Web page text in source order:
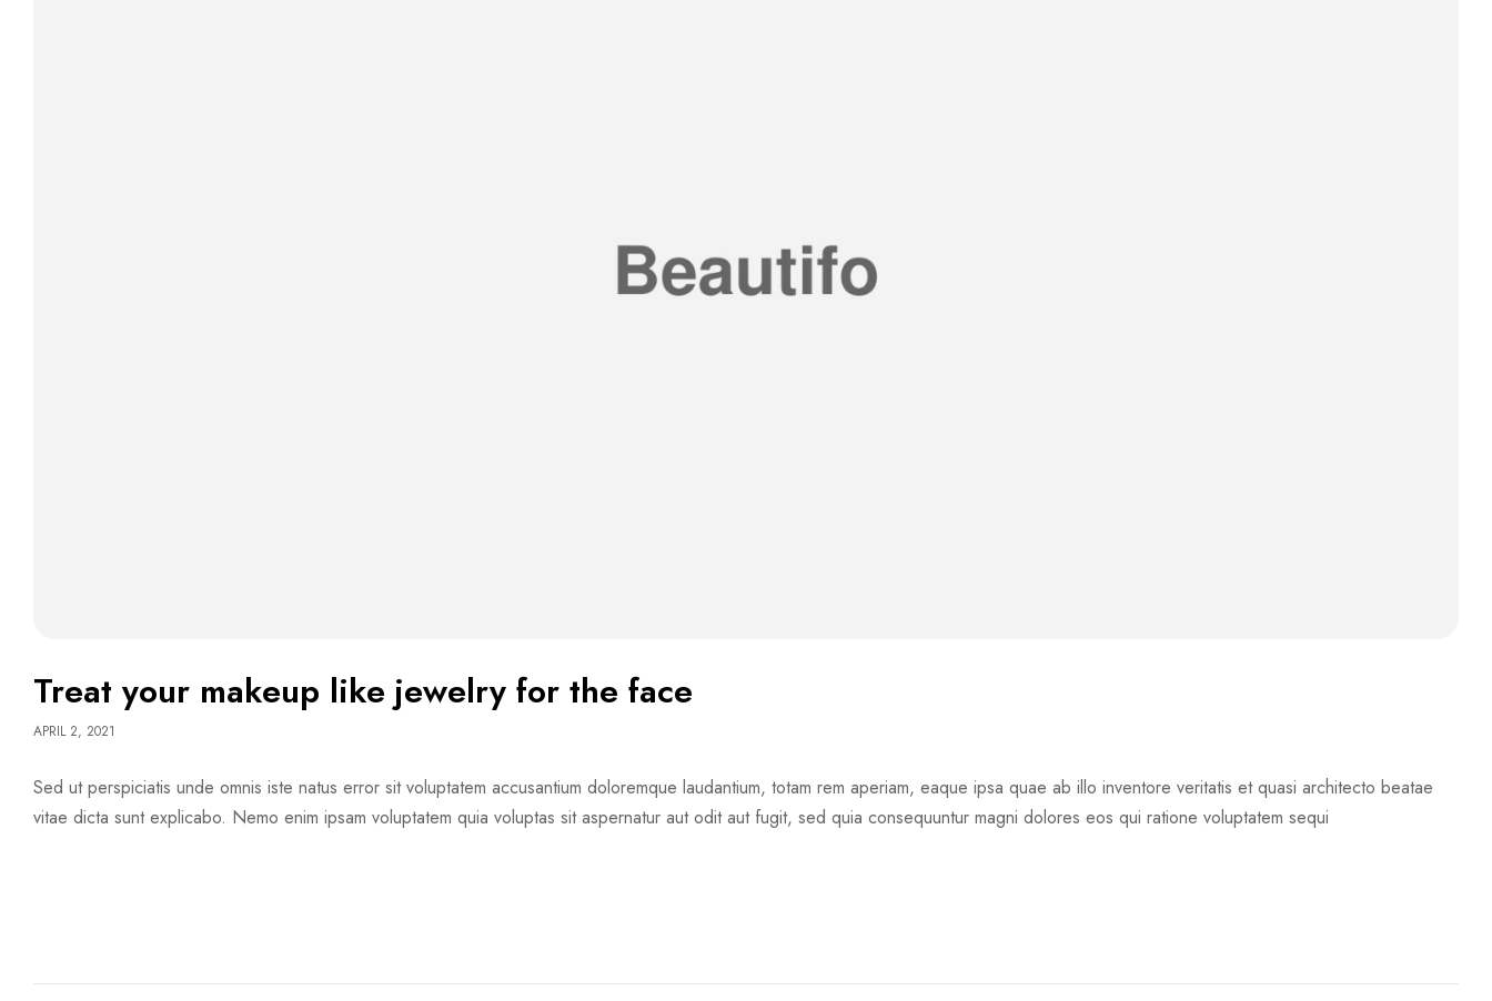
APRIL 2, 2021
Treat your makeup like jewelry for the face
Sed ut perspiciatis unde omnis iste natus error sit voluptatem accusantium doloremque laudantium, totam rem aperiam, eaque ipsa quae ab illo inventore veritatis et quasi architecto beatae
vitae dicta sunt explicabo. Nemo enim ipsam voluptatem quia voluptas sit aspernatur aut odit aut fugit, sed quia consequuntur magni dolores eos qui ratione voluptatem sequi